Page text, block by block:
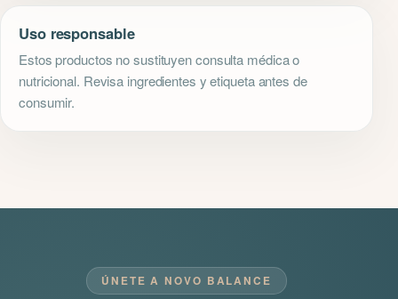
Uso responsable
Estos productos no sustituyen consulta médica o
nutricional. Revisa ingredientes y etiqueta antes de
consumir.
ÚNETE A NOVO BALANCE